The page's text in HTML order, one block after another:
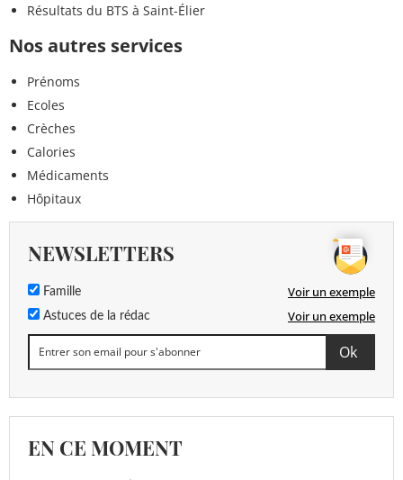
Résultats du BTS à Saint-Élier
Nos autres services
Prénoms
Ecoles
Crèches
Calories
Médicaments
Hôpitaux
NEWSLETTERS
Famille Voir un exemple
Astuces de la rédac Voir un exemple
EN CE MOMENT